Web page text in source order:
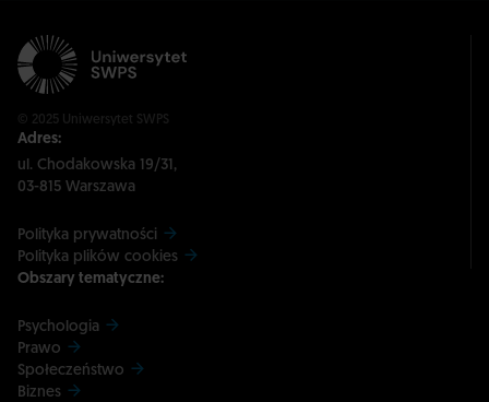
© 2025 Uniwersytet SWPS
Adres:
ul. Chodakowska 19/31,
03-815 Warszawa
Polityka prywatności
Polityka plików cookies
Obszary tematyczne:
Psychologia
Prawo
Społeczeństwo
Biznes